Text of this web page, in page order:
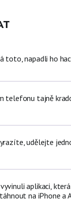
toto, napadli ho
telefonu tajně
udělejte
aplikaci,
na iPhone a